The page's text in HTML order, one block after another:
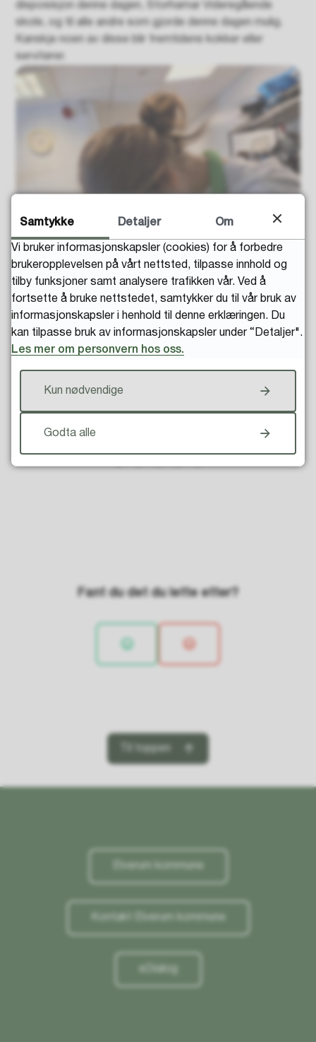
disposisjon denne dagen, Storhamar Videregående
Kanskje noen av disse blir fremtidens kokker eller
Fant du det du lette etter?
Samtykke Detaljer Om
Vi bruker informasjonskapsler (cookies) for å forbedre
brukeropplevelsen på vårt nettsted, tilpasse innhold og
tilby funksjoner samt analysere trafikken vår. Ved å
fortsette å bruke nettstedet, samtykker du til vår bruk av
informasjonskapsler i henhold til denne erklæringen. Du
kan tilpasse bruk av informasjonskapsler under “Detaljer".
Les mer om personvern hos oss.
Kun nødvendige
Godta alle